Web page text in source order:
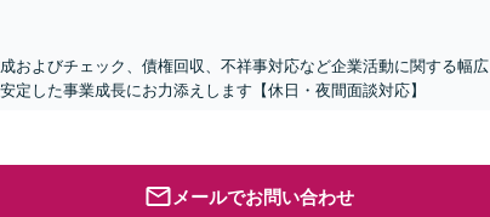
およびチェック、債権回収、不祥事対応など企業活動に関する幅広
定した事業成長にお力添えします【休日・夜間面談対応】
メールでお問い合わせ